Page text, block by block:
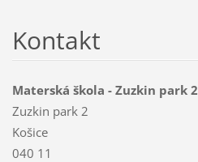
Kontakt
Materská škola - Zuzkin park 2
Zuzkin park 2
Košice
040 11